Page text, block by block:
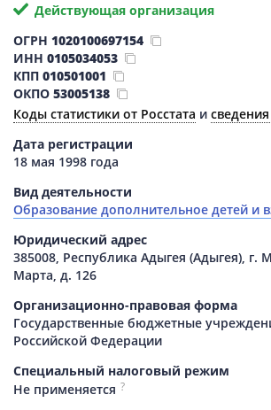
Действующая организация
ОГРН 1020100697154
ИНН 0105034053
КПП 010501001
ОКПО 53005138
Коды статистики от Росстата и
Дата регистрации
18 мая 1998 года
Вид деятельности
Образование дополнительное детей и
Юридический адрес
385008, Республика Адыгея (Адыгея), г.
Марта, д. 126
Организационно-правовая форма
Государственные бюджетные
Российской Федерации
Специальный налоговый режим
Не применяется ?